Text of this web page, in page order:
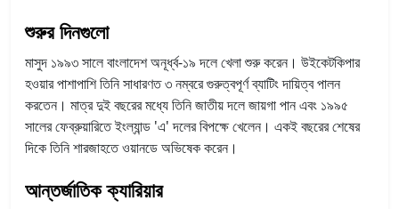
শুরুর দিনগুলো
মাসুদ ১৯৯৩ সালে বাংলাদেশ অনূর্ধ্ব-১৯ দলে খেলা শুরু করেন। উইকেটকিপার
হওয়ার পাশাপাশি তিনি সাধারণত ৩ নম্বরে গুরুত্বপূর্ণ ব্যাটিং দায়িত্ব পালন
করতেন। মাত্র দুই বছরের মধ্যে তিনি জাতীয় দলে জায়গা পান এবং ১৯৯৫
সালের ফেব্রুয়ারিতে ইংল্যান্ড 'এ' দলের বিপক্ষে খেলেন। একই বছরের শেষের
দিকে তিনি শারজাহতে ওয়ানডে অভিষেক করেন।
আন্তর্জাতিক ক্যারিয়ার